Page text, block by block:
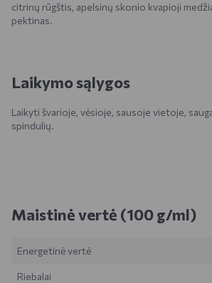
citrinų rūgštis, apelsinų skonio kvapioji
pektinas.
Laikymo sąlygos
Laikyti švarioje, vėsioje, sausoje vietoje,
spindulių.
Maistinė vertė (100 g/ml)
Energetinė vertė
Riebalai